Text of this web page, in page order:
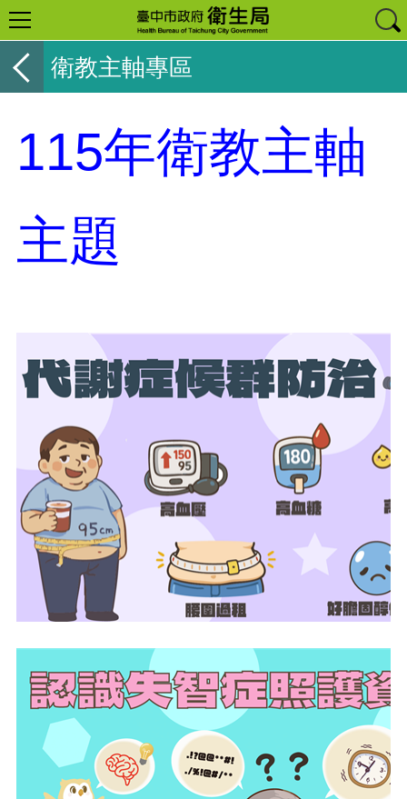
衛教主軸專區
115年衛教主軸
主題